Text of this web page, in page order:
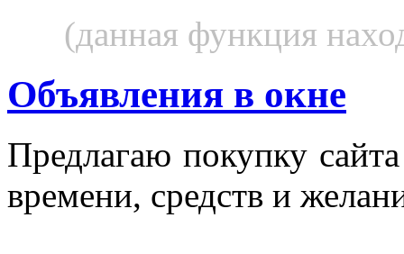
(данная функция
Объявления в окне
Пред­ла­гаю по­куп­ку
вре­мени, средств и